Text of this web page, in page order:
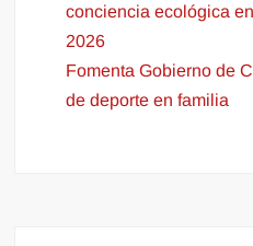
conciencia ecológica
2026
Fomenta Gobierno de
de deporte en familia